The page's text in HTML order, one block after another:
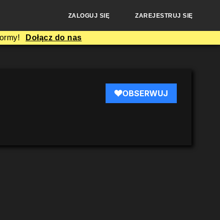
ZALOGUJ SIĘ ZAREJESTRUJ SIĘ
Dołącz do nas
OBSERWUJ